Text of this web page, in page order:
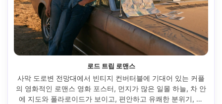
로드 트립 로맨스
사막 도로변 전망대에서 빈티지 컨버터블에 기대어 있는 커플
의 영화적인 로맨스 영화 포스터, 먼지가 많은 일몰 하늘, 차 안
에 지도와 폴라로이드가 보이고, 편안하고 유쾌한 분위기, 그